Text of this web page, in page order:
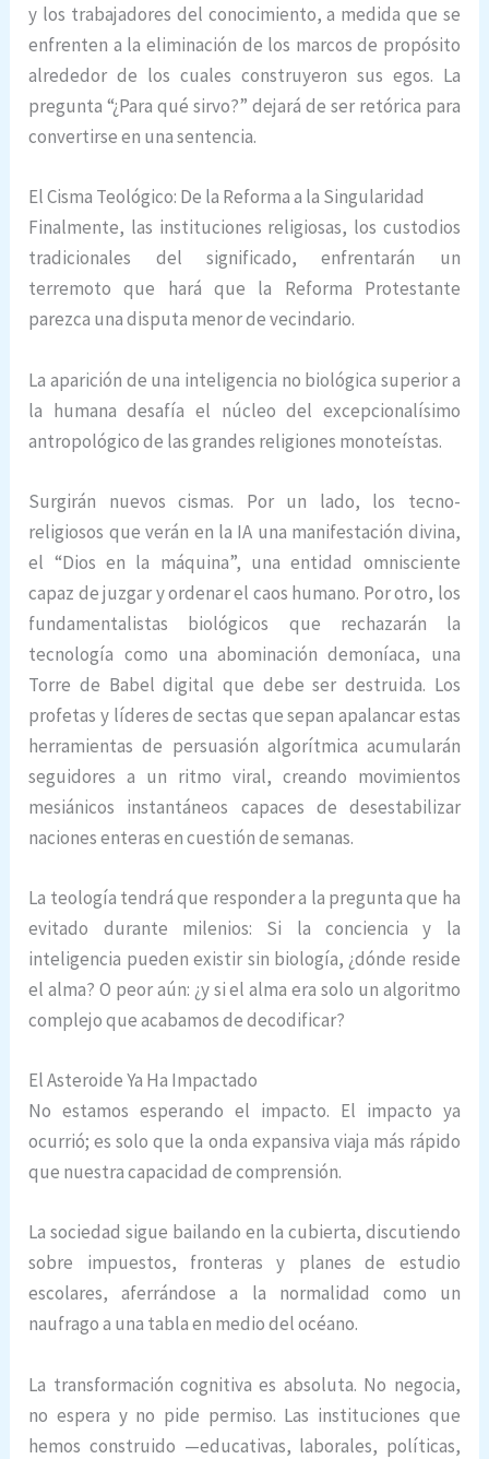
y los trabajadores del conocimiento, a medida que se
enfrenten a la eliminación de los marcos de propósito
alrededor de los cuales construyeron sus egos. La
pregunta “¿Para qué sirvo?” dejará de ser retórica para
convertirse en una sentencia.
El Cisma Teológico: De la Reforma a la Singularidad
Finalmente, las instituciones religiosas, los custodios
tradicionales del significado, enfrentarán un
terremoto que hará que la Reforma Protestante
parezca una disputa menor de vecindario.
La aparición de una inteligencia no biológica superior a
la humana desafía el núcleo del excepcionalísimo
antropológico de las grandes religiones monoteístas.
Surgirán nuevos cismas. Por un lado, los tecno-
religiosos que verán en la IA una manifestación divina,
el “Dios en la máquina”, una entidad omnisciente
capaz de juzgar y ordenar el caos humano. Por otro, los
fundamentalistas biológicos que rechazarán la
tecnología como una abominación demoníaca, una
Torre de Babel digital que debe ser destruida. Los
profetas y líderes de sectas que sepan apalancar estas
herramientas de persuasión algorítmica acumularán
seguidores a un ritmo viral, creando movimientos
mesiánicos instantáneos capaces de desestabilizar
naciones enteras en cuestión de semanas.
La teología tendrá que responder a la pregunta que ha
evitado durante milenios: Si la conciencia y la
inteligencia pueden existir sin biología, ¿dónde reside
el alma? O peor aún: ¿y si el alma era solo un algoritmo
complejo que acabamos de decodificar?
El Asteroide Ya Ha Impactado
No estamos esperando el impacto. El impacto ya
ocurrió; es solo que la onda expansiva viaja más rápido
que nuestra capacidad de comprensión.
La sociedad sigue bailando en la cubierta, discutiendo
sobre impuestos, fronteras y planes de estudio
escolares, aferrándose a la normalidad como un
naufrago a una tabla en medio del océano.
La transformación cognitiva es absoluta. No negocia,
no espera y no pide permiso. Las instituciones que
hemos construido —educativas, laborales, políticas,